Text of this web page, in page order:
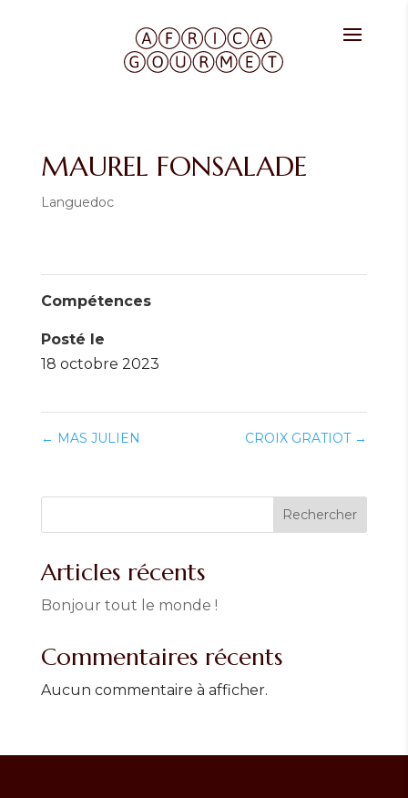
MAUREL FONSALADE
Languedoc
Compétences
Posté le
18 octobre 2023
← MAS JULIEN CROIX GRATIOT →
Rechercher
Articles récents
Bonjour tout le monde !
Commentaires récents
Aucun commentaire à afficher.